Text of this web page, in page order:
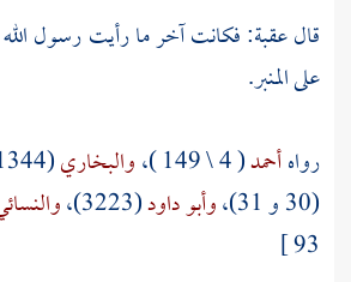
قالعقبة:فكانت آخر ما رأيت رسول
على المنبر.
رواهأحمد( 4 \ 149 )، والبخاري(1344)،
(30 و 31)،
وأبو داود(3223)،
93 ]